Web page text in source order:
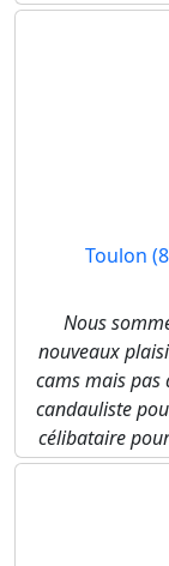
Toulon
Nous
nouveaux
cams mais pas
candauliste
célibataire